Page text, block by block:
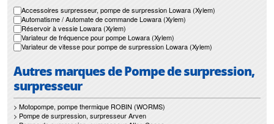
Accessoires surpresseur, pompe de surpression Lowara (Xylem)
Automatisme / Automate de commande Lowara (Xylem)
Réservoir à vessie Lowara (Xylem)
Variateur de fréquence pour pompe Lowara (Xylem)
Variateur de vitesse pour pompe de surpression Lowara (Xylem)
Autres marques de Pompe de surpression,
surpresseur
> Motopompe, pompe thermique ROBIN (WORMS)
> Pompe de surpression, surpresseur Arven